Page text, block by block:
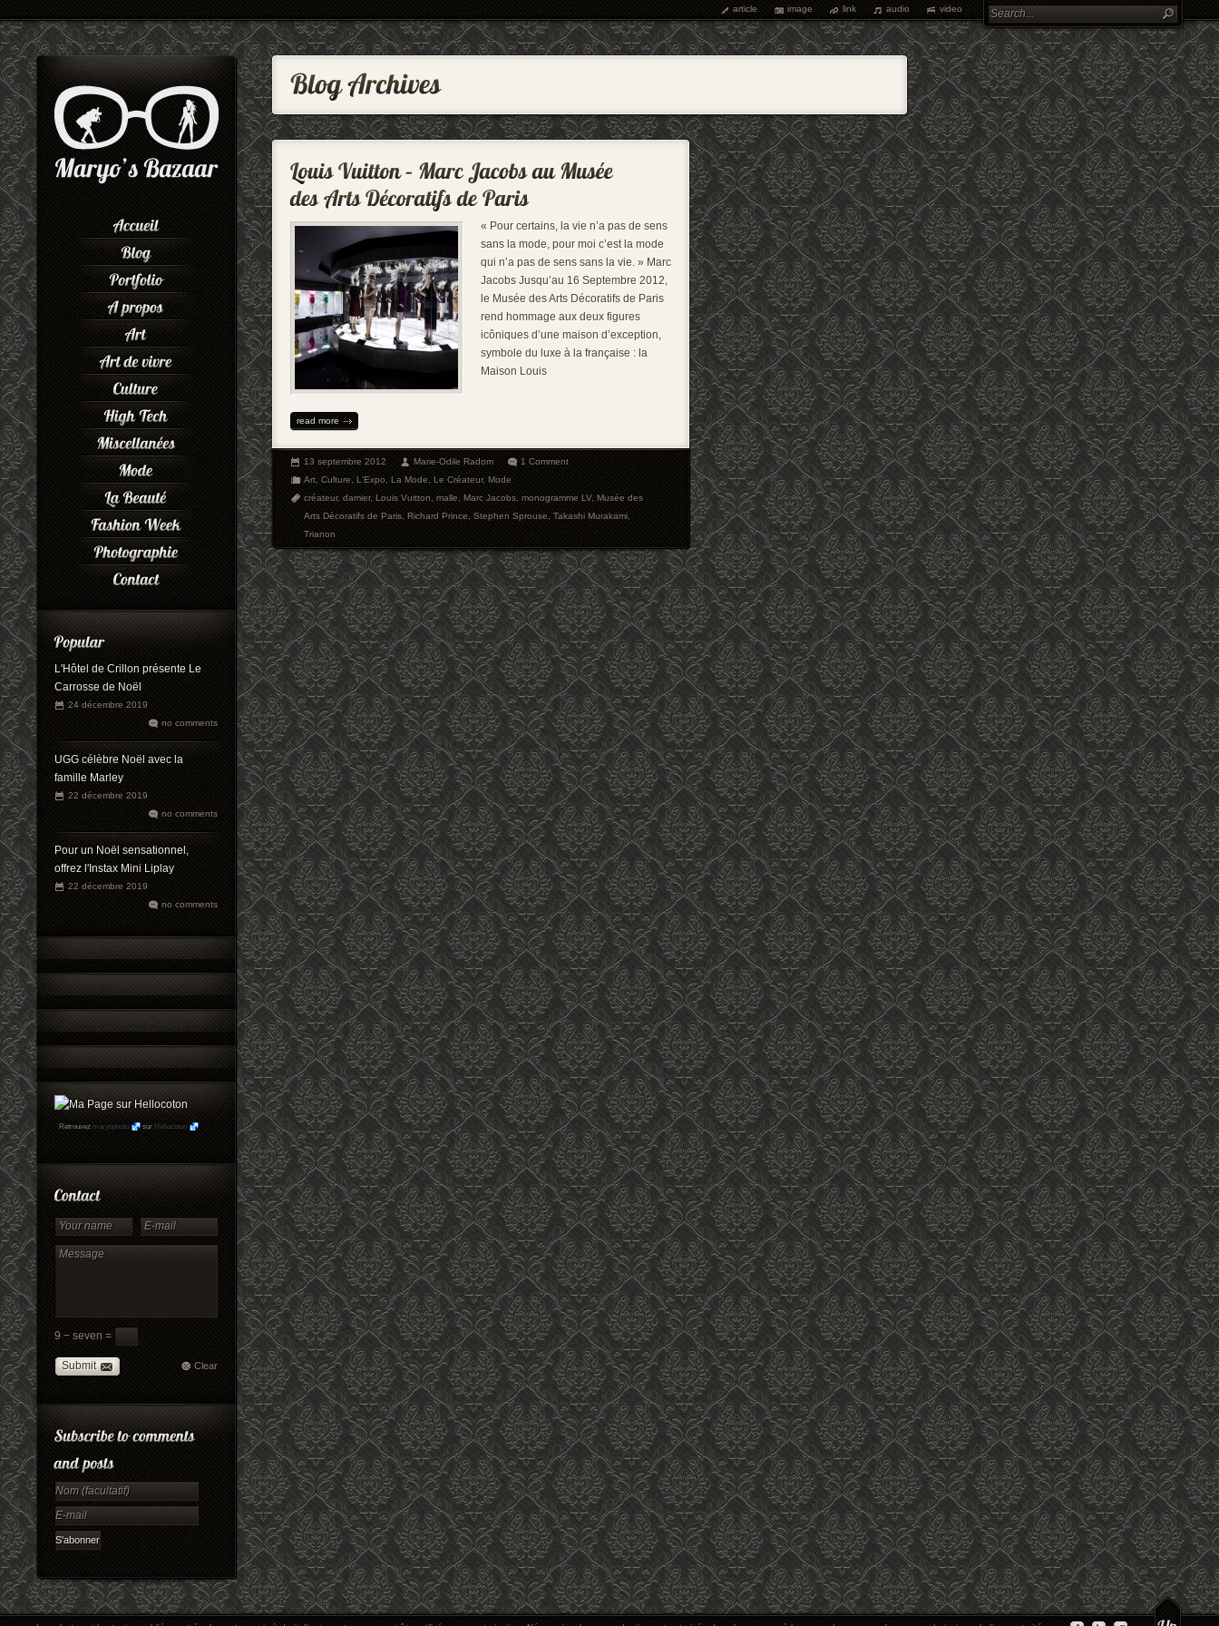
article image link audio video
L'Hôtel de Crillon présente Le
Carrosse de Noël
24 décembre 2019
no comments
UGG célèbre Noël avec la
famille Marley
22 décembre 2019
no comments
Pour un Noël sensationnel,
offrez l'Instax Mini Liplay
22 décembre 2019
no comments
Retrouvez maryophoto sur Hellocoton
9 − seven =
Submit Clear
« Pour certains, la vie n’a pas de sens
sans la mode, pour moi c’est la mode
qui n’a pas de sens sans la vie. » Marc
Jacobs Jusqu’au 16 Septembre 2012,
le Musée des Arts Décoratifs de Paris
rend hommage aux deux figures
icôniques d’une maison d’exception,
symbole du luxe à la française : la
Maison Louis
read more
13 septembre 2012 Marie-Odile Radom
1 Comment
Art,Culture,L'Expo,La Mode,Le Créateur,Mode
créateur,damier,Louis Vuitton,malle,Marc Jacobs,monogramme LV,Musée des
Arts Décoratifs de Paris,Richard Prince,Stephen Sprouse,Takashi Murakami,
Trianon